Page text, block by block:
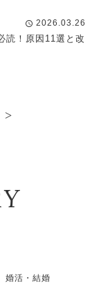
読！原因11選と改
schedule 2026.03.26
>
婚活・結婚